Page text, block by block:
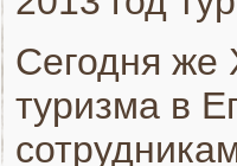
Сегодня же
туризма в